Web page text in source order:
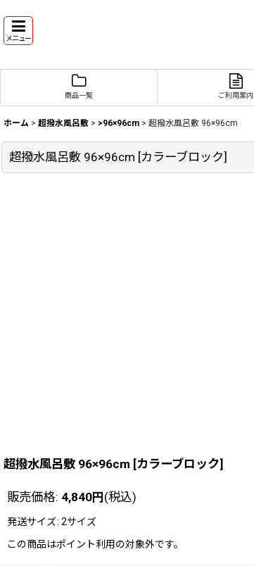
メニュー
商品一覧 ご利用案内
ホーム > 超撥水風呂敷 > >96×96cm > 超撥水風呂敷 96×96cm
超撥水風呂敷 96×96cm [カラーブロック]
超撥水風呂敷 96×96cm [カラーブロック]
販売価格: 4,840円 (税込)
発送サイズ: 2サイズ
この商品はポイント利用の対象外です。